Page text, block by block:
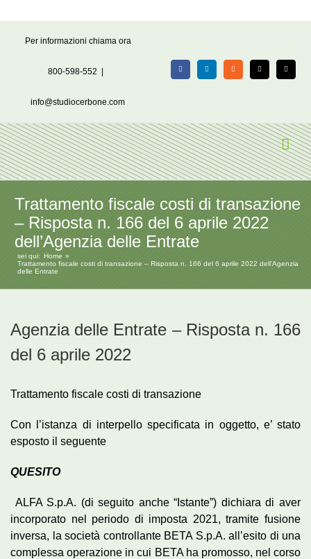
Per informazioni chiama ora
800-598-552
info@studiocerbone.com
FacebookLinkedIn Rss X Email
Trattamento fiscale costi di transazione
– Risposta n. 166 del 6 aprile 2022
dell’Agenzia delle Entrate
sei qui:
Home
Trattamento fiscale costi di transazione – Risposta n. 166 del 6 aprile 2022 dell’Agenzia
delle Entrate
Agenzia delle Entrate – Risposta n. 166
del 6 aprile 2022
Trattamento fiscale costi di transazione
Con l’istanza di interpello specificata in oggetto, e’ stato
esposto il seguente
QUESITO
ALFA S.p.A. (di seguito anche “Istante”) dichiara di aver
incorporato nel periodo di imposta 2021, tramite fusione
inversa, la società controllante BETA S.p.A. all’esito di una
complessa operazione in cui BETA ha promosso, nel corso